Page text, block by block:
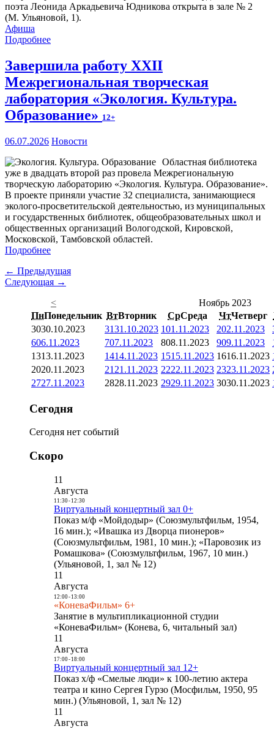
поэта Леонида Аркадьевича Юдникова открыта в зале № 2
(М. Ульяновой, 1).
Афиша
Подробнее
Завершила работу XXII
Межрегиональная творческая
лаборатория «Экология. Культура.
Образование» 12+
06.07.2026 Новости
Областная библиотека
уже в двадцать второй раз провела Межрегиональную
творческую лабораторию «Экология. Культура. Образование».
В проекте приняли участие 32 специалиста, занимающиеся
эколого-просветительской деятельностью, из муниципальных
и государственных библиотек, общеобразовательных школ и
общественных организаций Вологодской, Кировской,
Московской, Тамбовской областей.
Подробнее
← Предыдущая
Следующая →
<
Ноябрь 2023
ПнПонедельник ВтВторник СрСреда ЧтЧетверг
3030.10.2023 3131.10.2023 101.11.2023 202.11.2023
606.11.2023 707.11.2023 808.11.2023 909.11.2023
1313.11.2023 1414.11.2023 1515.11.2023 1616.11.2023
2020.11.2023 21 21.11.2023 2222.11.2023 2323.11.2023
2727.11.2023 2828.11.2023 2929.11.2023 3030.11.2023
Сегодня
Сегодня нет событий
Скоро
11
Августа
11:30- 12:30
Виртуальный концертный зал 0+
Показ м/ф «Мойдодыр» (Союзмультфильм, 1954,
16 мин.); «Ивашка из Дворца пионеров»
(Союзмультфильм, 1981, 10 мин.); «Паровозик из
Ромашкова» (Союзмультфильм, 1967, 10 мин.)
(Ульяновой, 1, зал № 12)
11
Августа
12:00- 13:00
«КоневаФильм» 6+
Занятие в мультипликационной студии
«КоневаФильм» (Конева, 6, читальный зал)
11
Августа
17:00- 18:00
Виртуальный концертный зал 12+
Показ х/ф «Смелые люди» к 100-летию актера
театра и кино Сергея Гурзо (Мосфильм, 1950, 95
мин.) (Ульяновой, 1, зал № 12)
11
Августа